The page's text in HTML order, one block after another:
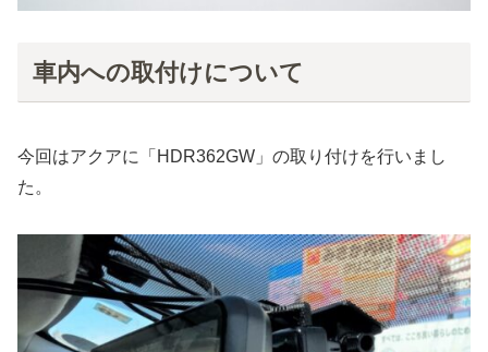
車内への取付けについて
今回はアクアに「HDR362GW」の取り付けを行いまし
た。